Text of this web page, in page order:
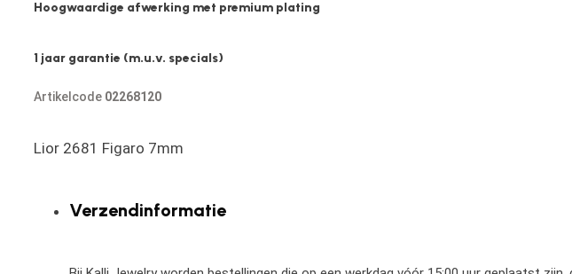
Hoogwaardige afwerking met premium plating
1 jaar garantie (m.u.v. specials)
Artikelcode 02268120
Lior 2681 Figaro 7mm
Verzendinformatie